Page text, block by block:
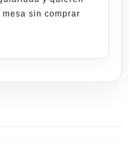
sin comprar